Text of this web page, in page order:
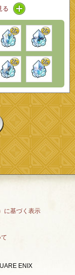
る アイコン / ライ
に基づく表示
ENIX